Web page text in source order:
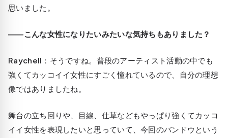
思いました。
――こんな女性になりたいみたいな気持ちもありました？
Raychell ：そうですね。普段のアーティスト活動の中でも
強くてカッコイイ女性にすごく憧れているので、自分の理想
像ではありましたね。
舞台の立ち回りや、目線、仕草などもやっぱり強くてカッコ
イイ女性を表現したいと思っていて、今回のバンドウという